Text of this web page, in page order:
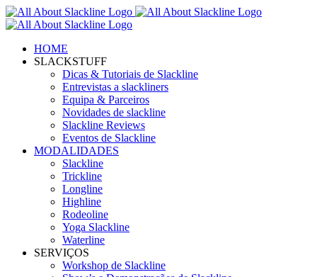
Skip
to
HOME
SLACKSTUFF
Dicas & Tutoriais de Slackline
Entrevistas a slackliners
Equipa & Parceiros
Novidades de slackline
Slackline Reviews
Eventos de Slackline
MODALIDADES
Slackline
Trickline
Longline
Highline
Rodeoline
Yoga Slackline
Waterline
SERVIÇOS
Workshop de Slackline